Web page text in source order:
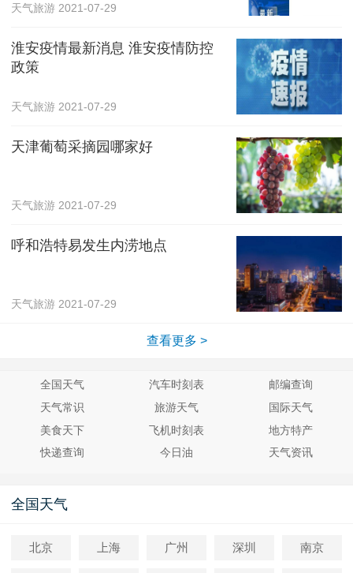
天气旅游 2021-07-29
淮安疫情最新消息 淮安疫情防控
政策
天气旅游 2021-07-29
天津葡萄采摘园哪家好
天气旅游 2021-07-29
呼和浩特易发生内涝地点
天气旅游 2021-07-29
查看更多 >
全国天气 汽车时刻表
邮编查询
天气常识
旅游天气
国际天气
美食天下
飞机时刻表
地方特产
快递查询
今日油 天气资讯
全国天气
北京 上海 广州 深圳 南京